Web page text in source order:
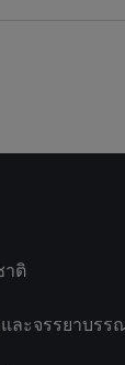
ติ
ละจรรยาบรร